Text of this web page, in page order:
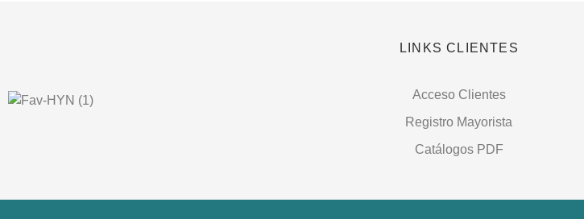
LINKS CLIENTES
Acceso Clientes
Registro Mayorista
Catálogos PDF